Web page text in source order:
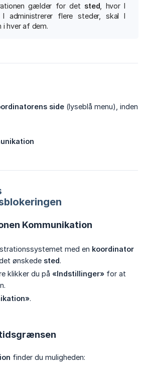
gælder for det sted , hvor I
administrerer flere steder, skal I
i hver af dem.
side (lyseblå menu), inden
Kommunikation
med en koordinator
ønskede sted.
klikker du på «Indstillinger» for at
.
finder du muligheden: